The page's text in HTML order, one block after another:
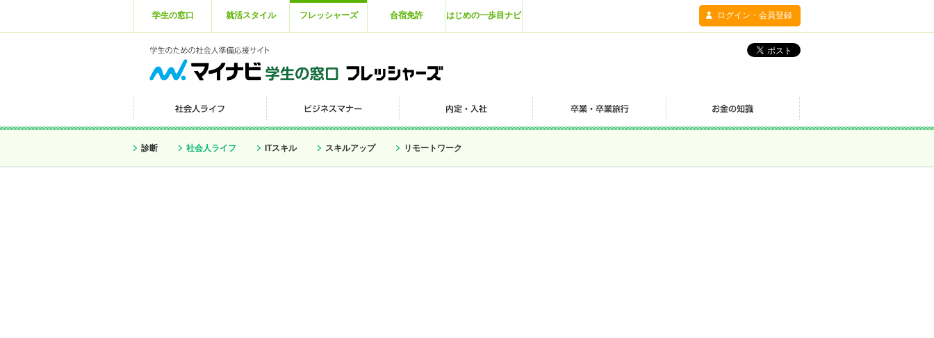
学生の窓口 就活スタイル フレッシャーズ 合宿免許 はじめの一歩目ナビ ログイン・会員登録
診断 社会人ライフ ITスキル スキルアップ リモートワーク